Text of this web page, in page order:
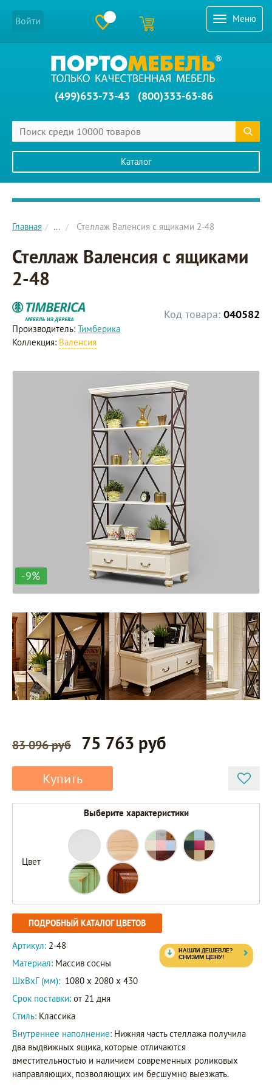
Меню
Войти
(499)653-73-43 (800)333-63-86
Каталог
Главное меню сайта
Главная ... Стеллаж Валенсия с ящиками 2-48
Стеллаж Валенсия с ящиками
2-48
Код товара: 040582
Производитель: Тимберика
Коллекция: Валенсия
-9%
83 096 руб 75 763 руб
Купить
Выберите характеристики
Цвет
ПОДРОБНЫЙ КАТАЛОГ ЦВЕТОВ
Артикул: 2-48
Материал: Массив сосны
ШxВxГ (мм): 1080 x 2080 x 430
Срок поставки: от 21 дня
Стиль: Классика
Внутреннее наполнение: Нижняя часть стеллажа получила
два выдвижных ящика, которые отличаются
вместительностью и наличием современных роликовых
направляющих, позволяющих им бесшумно выезжать.